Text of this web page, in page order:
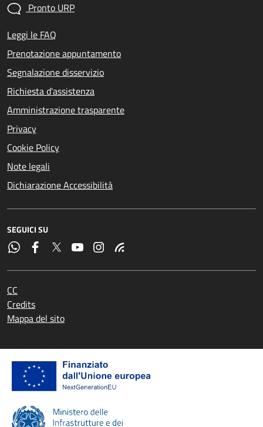
Pronto URP
Leggi le FAQ
Prenotazione appuntamento
Segnalazione disservizio
Richiesta d'assistenza
Amministrazione trasparente
Privacy
Cookie Policy
Note legali
Dichiarazione Accessibilità
SEGUICI SU
CC
Credits
Mappa del sito